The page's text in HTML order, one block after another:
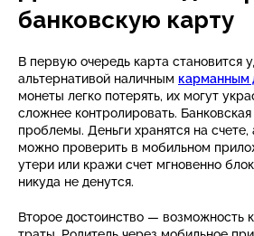
банковскую карту
В первую очередь карта становится
альтернативой наличным карманным
монеты легко потерять, их могут
сложнее контролировать.
проблемы. Деньги хранятся на счете,
можно проверить в мобильном
утери или кражи счет мгновенно
никуда не денутся.
Второе достоинство — возможность